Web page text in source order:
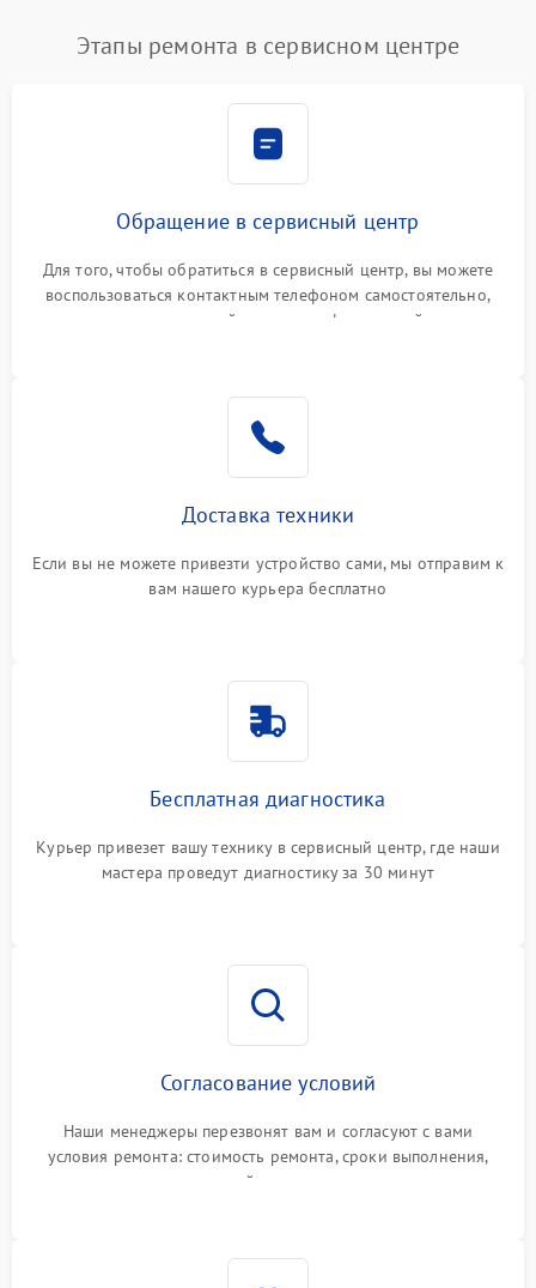
Этапы ремонта в сервисном центре
Обращение в сервисный центр
Для того, чтобы обратиться в сервисный центр, вы можете
воспользоваться контактным телефоном самостоятельно,
или оставить свой номер телефона на сайте
Доставка техники
Если вы не можете привезти устройство сами, мы отправим к
вам нашего курьера бесплатно
Бесплатная диагностика
Курьер привезет вашу технику в сервисный центр, где наши
мастера проведут диагностику за 30 минут
Согласование условий
Наши менеджеры перезвонят вам и согласуют с вами
условия ремонта: стоимость ремонта, сроки выполнения,
гарантийные условия